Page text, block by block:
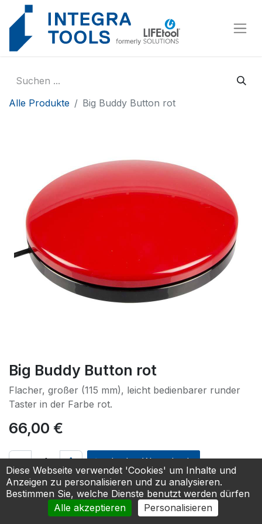
Alle Produkte Big Buddy Button rot
Big Buddy Button rot
Flacher, großer (115 mm), leicht bedienbarer runder
Taster in der Farbe rot.
66,00 €
In den Warenkorb
Zur Anfrage hinzufügen
Cookie-Einstellungen
Diese Webseite verwendet 'Cookies' um Inhalte und
Anzeigen zu personalisieren und zu analysieren.
Bestimmen Sie, welche Dienste benutzt werden dürfen
Alle akzeptieren
Personalisieren